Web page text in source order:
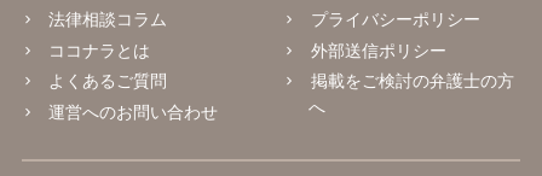
法律相談コラム
ココナラとは
よくあるご質問
運営へのお問い合わせ
プライバシーポリシー
外部送信ポリシー
掲載をご検討の弁護士の方
へ